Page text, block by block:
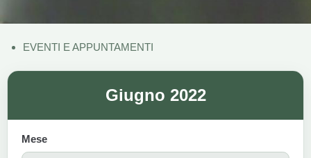
Giugno 2022
Mese
EVENTI E APPUNTAMENTI